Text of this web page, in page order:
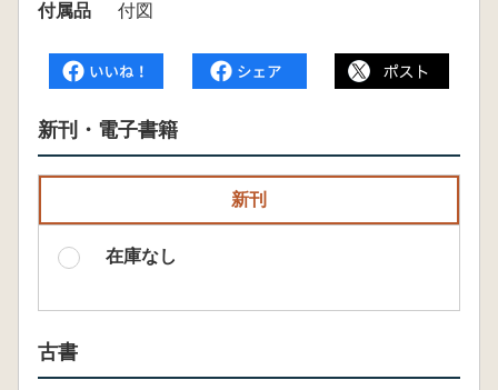
付属品
付図
新刊・電子書籍
新刊
在庫なし
古書